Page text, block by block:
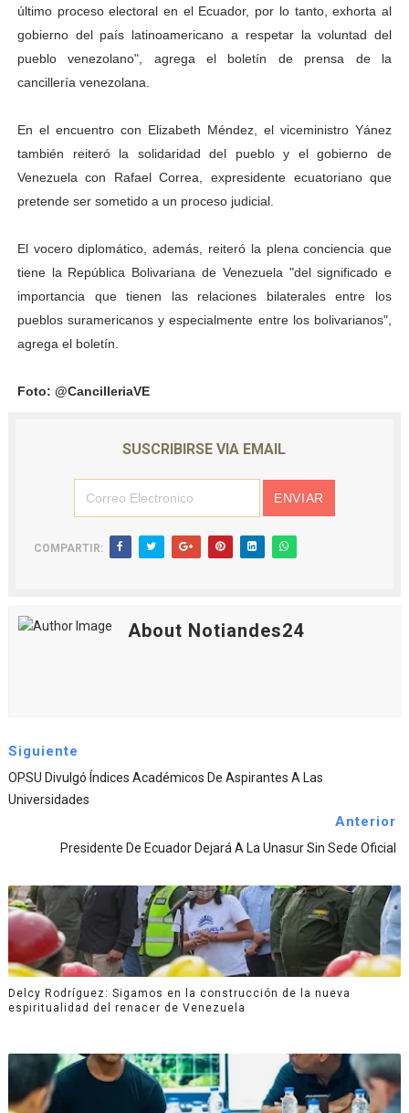
último proceso electoral en el Ecuador, por lo tanto, exhorta al
gobierno del país latinoamericano a respetar la voluntad del
pueblo venezolano", agrega el boletín de prensa de la
cancillería venezolana.
En el encuentro con Elizabeth Méndez, el viceministro Yánez
también reiteró la solidaridad del pueblo y el gobierno de
Venezuela con Rafael Correa, expresidente ecuatoriano que
pretende ser sometido a un proceso judicial.
El vocero diplomático, además, reiteró la plena conciencia que
tiene la República Bolivariana de Venezuela "del significado e
importancia que tienen las relaciones bilaterales entre los
pueblos suramericanos y especialmente entre los bolivarianos",
agrega el boletín.
Foto: @CancilleriaVE
SUSCRIBIRSE VIA EMAIL
COMPARTIR:
About Notiandes24
Siguiente
OPSU Divulgó Índices Académicos De Aspirantes A Las
Universidades
Anterior
Presidente De Ecuador Dejará A La Unasur Sin Sede Oficial
Delcy Rodríguez: Sigamos en la construcción de la nueva
espiritualidad del renacer de Venezuela